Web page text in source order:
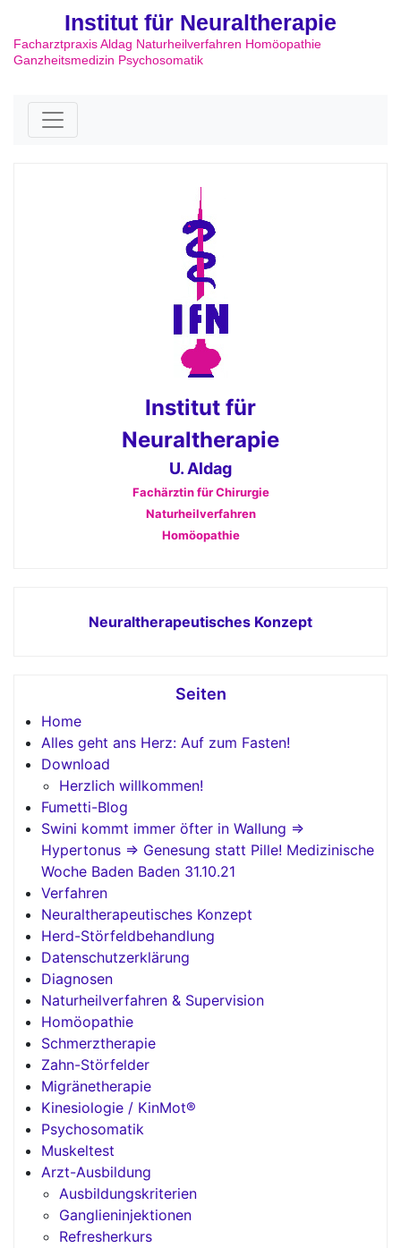
Institut für Neuraltherapie
Facharztpraxis Aldag Naturheilverfahren Homöopathie
Ganzheitsmedizin Psychosomatik
Institut für
Neuraltherapie
U. Aldag
Fachärztin für Chirurgie
Naturheilverfahren
Homöopathie
Neuraltherapeutisches Konzept
Seiten
Home
Alles geht ans Herz: Auf zum Fasten!
Download
Herzlich willkommen!
Fumetti-Blog
Swini kommt immer öfter in Wallung =>
Hypertonus => Genesung statt Pille! Medizinische
Woche Baden Baden 31.10.21
Verfahren
Neuraltherapeutisches Konzept
Herd-Störfeldbehandlung
Datenschutzerklärung
Diagnosen
Naturheilverfahren & Supervision
Homöopathie
Schmerztherapie
Zahn-Störfelder
Migränetherapie
Kinesiologie / KinMot®
Psychosomatik
Muskeltest
Arzt-Ausbildung
Ausbildungskriterien
Ganglieninjektionen
Refresherkurs